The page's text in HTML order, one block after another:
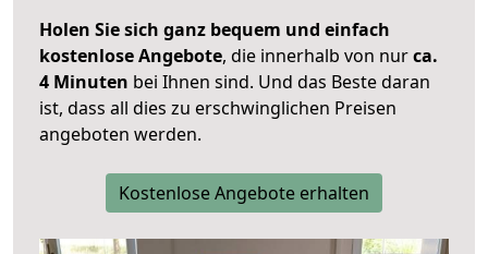
Holen Sie sich ganz bequem und einfach
kostenlose Angebote, die innerhalb von nurca.
4 Minuten bei Ihnen sind. Und das Beste daran
ist, dass all dies zu erschwinglichen Preisen
angeboten werden.
Kostenlose Angebote erhalten